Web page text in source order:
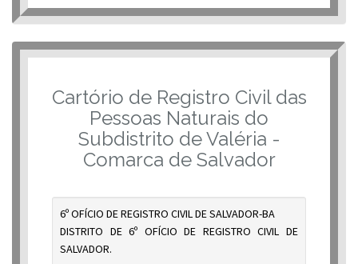
Cartório de Registro Civil das
Pessoas Naturais do
Subdistrito de Valéria -
Comarca de Salvador
6º OFÍCIO DE REGISTRO CIVIL DE SALVADOR-BA
DISTRITO DE 6º OFÍCIO DE REGISTRO CIVIL DE
SALVADOR.